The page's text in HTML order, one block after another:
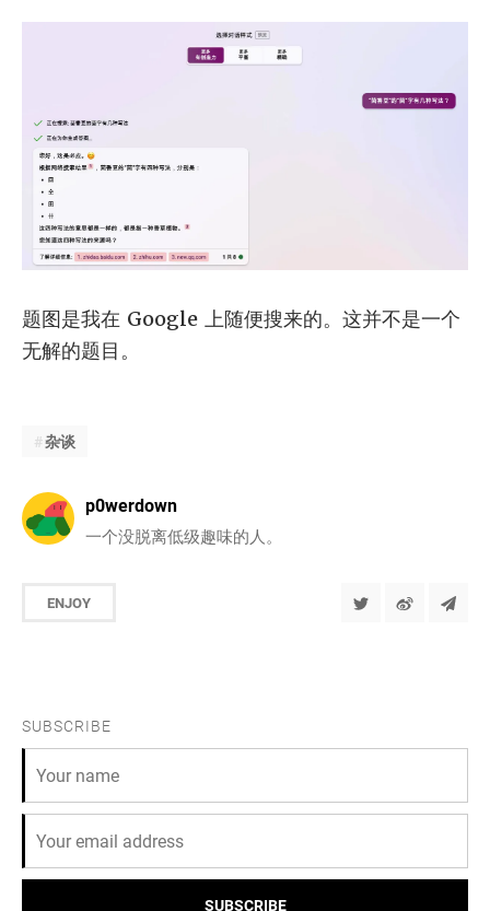
题图是我在 Google 上随便搜来的。这并不是一个
无解的题目。
杂谈
p0werdown
一个没脱离低级趣味的人。
ENJOY
SUBSCRIBE
SUBSCRIBE